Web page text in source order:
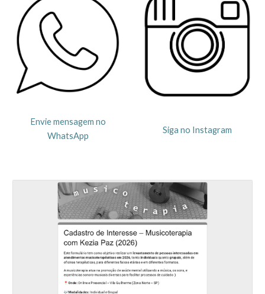
Envie mensagem no
WhatsApp
Siga no Instagram